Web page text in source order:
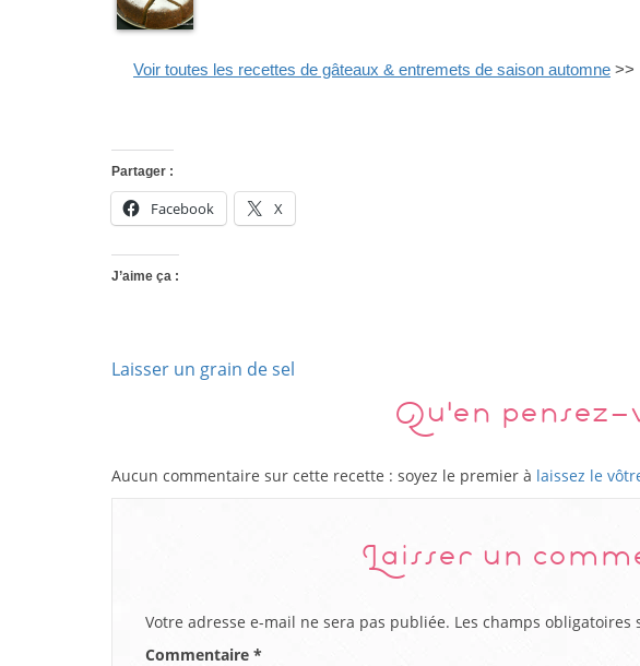
Voir toutes les recettes de gâteaux & entremets de saison automne >>
Partager :
Facebook X
J’aime ça :
Laisser un grain de sel
Qu'en pensez-
Aucun commentaire sur cette recette : soyez le premier à laissez le
Laisser un
Votre adresse e-mail ne sera pas publiée. Les champs obligatoires
Commentaire *